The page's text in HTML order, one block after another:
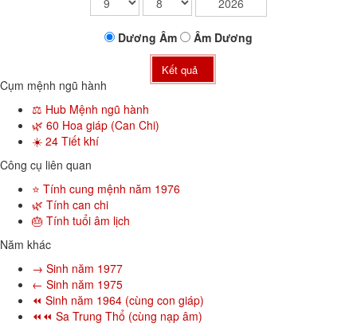
Dương Âm Âm Dương
Kết quả
Cụm mệnh ngũ hành
⚖️ Hub Mệnh ngũ hành
🌿 60 Hoa giáp (Can Chi)
☀️ 24 Tiết khí
Công cụ liên quan
⭐ Tính cung mệnh năm 1976
🌿 Tính can chi
🎂 Tính tuổi âm lịch
Năm khác
→ Sinh năm 1977
← Sinh năm 1975
⏪ Sinh năm 1964 (cùng con giáp)
⏪⏪ Sa Trung Thổ (cùng nạp âm)